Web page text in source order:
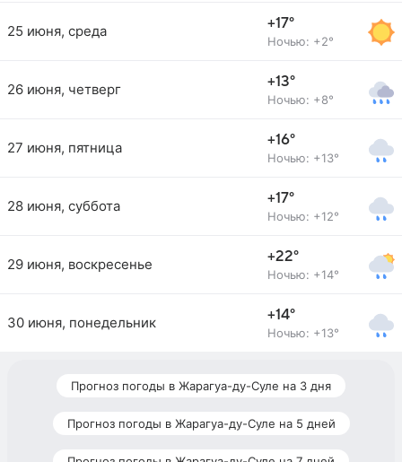
25 июня, среда +17°
Ночью: +2°
26 июня, четверг +13°
Ночью: +8°
27 июня, пятница +16°
Ночью: +13°
28 июня, суббота +17°
Ночью: +12°
29 июня, воскресенье +22°
Ночью: +14°
30 июня, понедельник +14°
Ночью: +13°
Прогноз погоды в Жарагуа-ду-Суле на 3 дня
Прогноз погоды в Жарагуа-ду-Суле на 5 дней